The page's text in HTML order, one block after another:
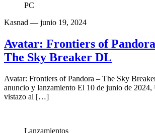
PC
Kasnad — junio 19, 2024
Avatar: Frontiers of
The Sky Breaker DL
Avatar: Frontiers of Pandora – The Sky
anuncio y lanzamiento El 10 de junio de
vistazo al […]
Lanzamientos